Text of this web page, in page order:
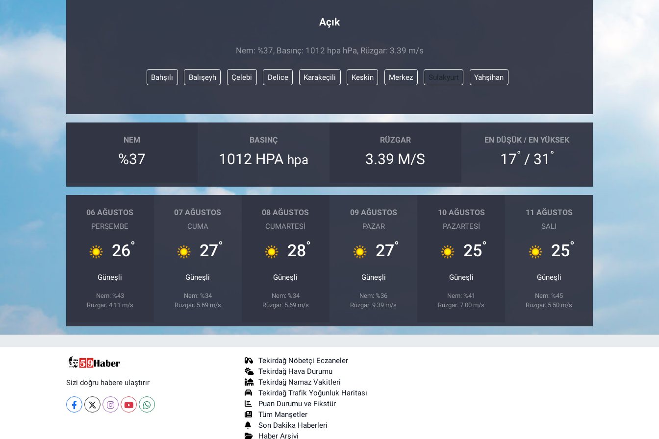
Açık
Nem: %37, Basınç: 1012 hpa hPa, Rüzgar: 3.39 m/s
Bahşılı Balışeyh Çelebi Delice Karakeçili Keskin Merkez Sulakyurt Yahşihan
NEM
%37
BASINÇ
1012 HPA hpa
RÜZGAR
3.39 M/S
EN DÜŞÜK / EN YÜKSEK
17° / 31 °
06 AĞUSTOS
PERŞEMBE
26°
Güneşli
Nem: %43
Rüzgar: 4.11 m/s
07 AĞUSTOS
CUMA
27°
Güneşli
Nem: %34
Rüzgar: 5.69 m/s
08 AĞUSTOS
CUMARTESI
28°
Güneşli
Nem: %34
Rüzgar: 5.69 m/s
09 AĞUSTOS
PAZAR
27°
Güneşli
Nem: %36
Rüzgar: 9.39 m/s
10 AĞUSTOS
PAZARTESI
25°
Güneşli
Nem: %41
Rüzgar: 7.00 m/s
11 AĞUSTOS
SALI
25°
Güneşli
Nem: %45
Rüzgar: 5.50 m/s
Sizi doğru habere ulaştırır
Tekirdağ Nöbetçi Eczaneler
Tekirdağ Hava Durumu
Tekirdağ Namaz Vakitleri
Tekirdağ Trafik Yoğunluk Haritası
Puan Durumu ve Fikstür
Tüm Manşetler
Son Dakika Haberleri
Haber Arşivi